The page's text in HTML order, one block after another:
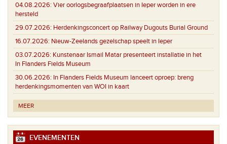
04.08.2026: Vier oorlogsbegraafplaatsen in Ieper worden in ere
hersteld
29.07.2026: Herdenkingsconcert op Railway Dugouts Burial Ground
16.07.2026: Nieuw-Zeelands gezelschap speelt in Ieper
03.07.2026: Kunstenaar Ismail Matar presenteert installatie in het
In Flanders Fields Museum
30.06.2026: In Flanders Fields Museum lanceert oproep: breng
herdenkingsmomenten van WOI in kaart
MEER
EVENEMENTEN